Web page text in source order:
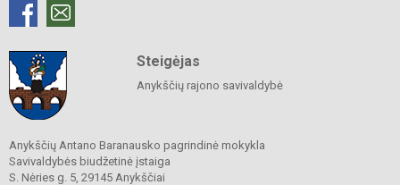
Steigėjas
Anykščių rajono savivaldybė
Anykščių Antano Baranausko pagrindinė mokykla
Savivaldybės biudžetinė įstaiga
S. Nėries g. 5, 29145 Anykščiai